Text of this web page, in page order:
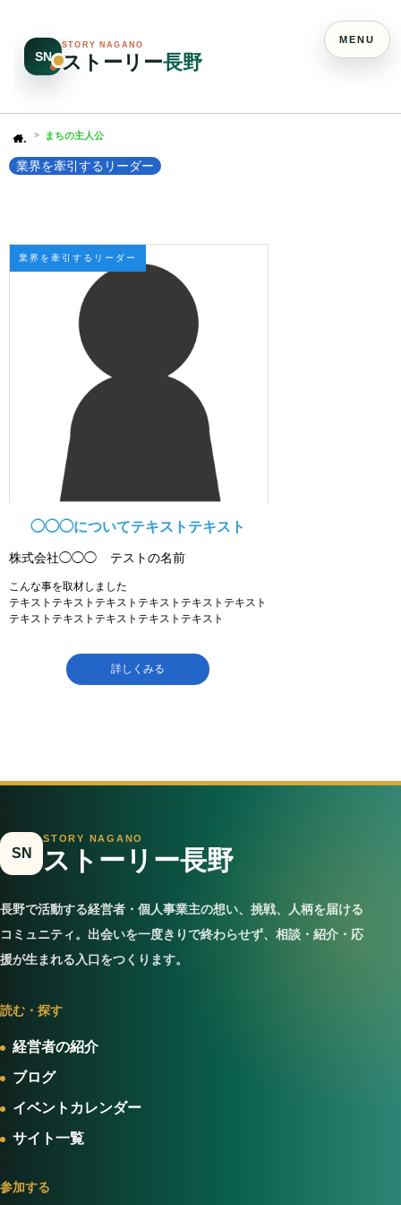
SN
STORY NAGANO
ストーリー長野
Home まちの主人公
業界を牽引するリーダー
業界を牽引するリーダー
◯◯◯についてテキストテキスト
株式会社◯◯◯ テストの名前
こんな事を取材しました
テキストテキストテキストテキストテキストテキスト
テキストテキストテキストテキストテキスト
詳しくみる
SN
STORY NAGANO
ストーリー長野
長野で活動する経営者・個人事業主の想い、挑戦、人柄を届ける
コミュニティ。出会いを一度きりで終わらせず、相談・紹介・応
援が生まれる入口をつくります。
読む・探す
経営者の紹介
ブログ
イベントカレンダー
サイト一覧
参加する
MENU